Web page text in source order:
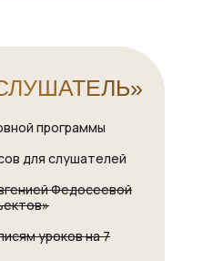
программы
для слушателей
Федосеевой
уроков на 7